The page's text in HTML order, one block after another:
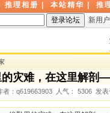
推理相册 本站精华 推
新用
灾难，在这里解剖
者：q619663903 人气： 5306 发